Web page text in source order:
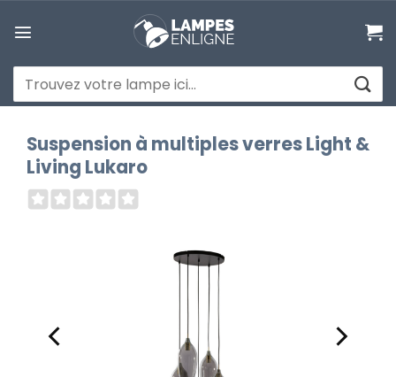
au
Recherche
pour :
Suspension à multiples verres Light &
Living Lukaro